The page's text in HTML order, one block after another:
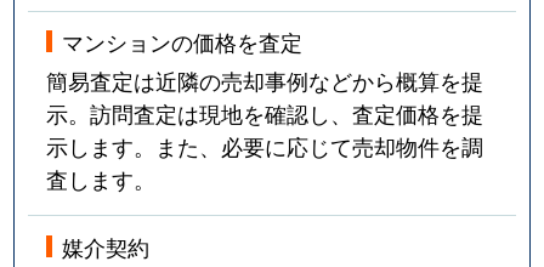
マンションの価格を査定
簡易査定は近隣の売却事例などから概算を提
示。訪問査定は現地を確認し、査定価格を提
示します。また、必要に応じて売却物件を調
査します。
媒介契約